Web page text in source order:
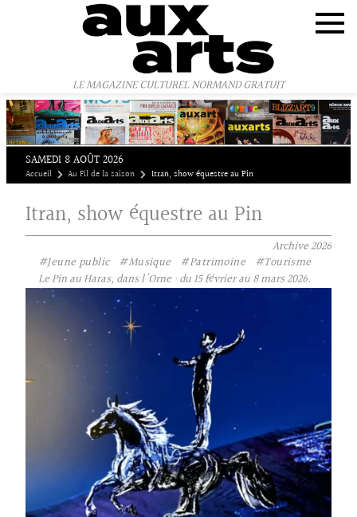
LE MAGAZINE CULTUREL NORMAND GRATUIT
SAMEDI 8 AOÛT 2026
Accueil Au Fil de la saison Itran, show équestre au Pin
Itran, show équestre au Pin
Archive2026
#Jeune public
#Musique #Patrimoine
#Tourisme
Le Pin au Haras, dans l'Orne · du 15 février au 8 mars 2026.
Panneau de gestion des cookies